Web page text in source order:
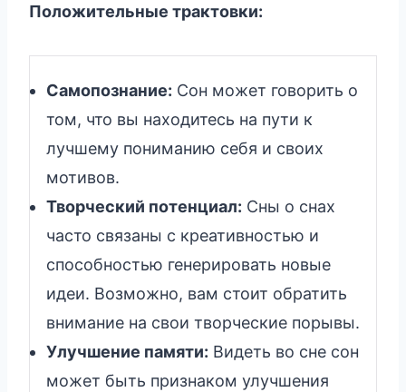
Положительные трактовки:
Самопознание: Сон может говорить о
том, что вы находитесь на пути к
лучшему пониманию себя и своих
мотивов.
Творческий потенциал: Сны о снах
часто связаны с креативностью и
способностью генерировать новые
идеи. Возможно, вам стоит обратить
внимание на свои творческие порывы.
Улучшение памяти: Видеть во сне сон
может быть признаком улучшения